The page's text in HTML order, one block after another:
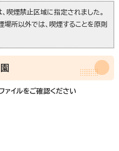
喫煙禁止区域に指定されました。
所以外では、喫煙することを原則
ァイルをご確認ください